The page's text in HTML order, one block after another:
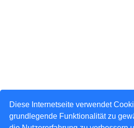
Diese Internetseite verwendet
grundlegende Funktionalität zu